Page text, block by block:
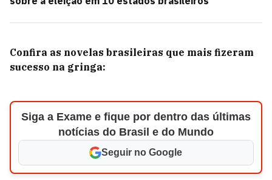
Confira as novelas brasileiras que mais fizeram
sucesso na gringa:
Siga a Exame e fique por dentro das últimas
notícias do Brasil e do Mundo
Seguir no Google